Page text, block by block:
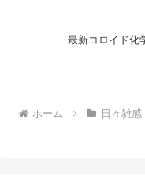
最新コロイド化
ホーム 日々雑感